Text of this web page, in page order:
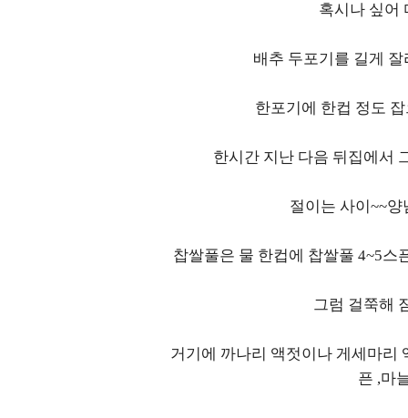
혹시나 싶어
배추 두포기를 길게
한포기에 한컵 정도
한시간 지난 다음 뒤집에서
절이는 사이~~
찹쌀풀은 물 한컵에 찹쌀풀 4~5스
그럼 걸쭉해
거기에 까나리 액젓이나 게세마리
픈 ,마